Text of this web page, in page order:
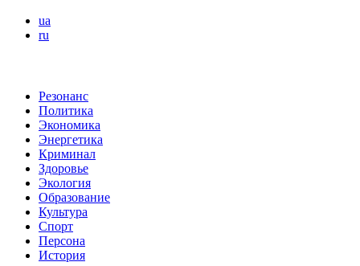
ua
ru
Резонанс
Политика
Экономика
Энергетика
Криминал
Здоровье
Экология
Образование
Культура
Спорт
Персона
История